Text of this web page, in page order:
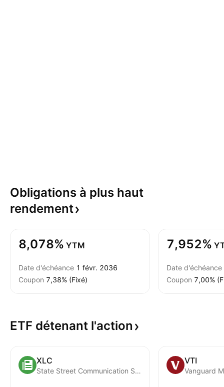
Obligations à plus haut
rendement
8,078% YTM
Date d'échéance 1 févr. 2036
Coupon 7,38% (Fixé)
7,952%
Date d'échéance
Coupon 7,00%
ETF détenant l'action
XLC
State Street Communication Services Select Sector SPDR ETF
VTI